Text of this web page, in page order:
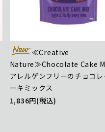
≪Creative
Nature≫Chocolate Cake
アレルゲンフリーのチョコ
ーキミックス
1,836円(税込)